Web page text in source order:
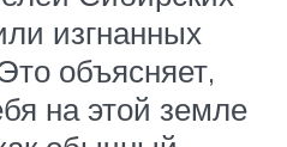
изгнанных
объясняет,
на этой земле